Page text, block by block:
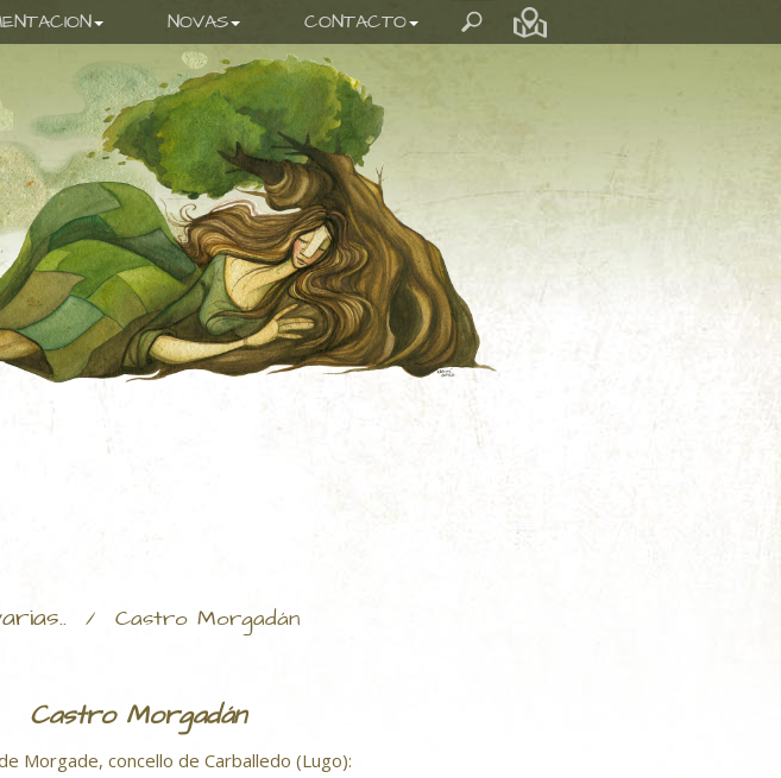
NOVAS CONTACTO
/ Castro Morgadán
Castro Morgadán
Morgade, concello de Carballedo (Lugo):